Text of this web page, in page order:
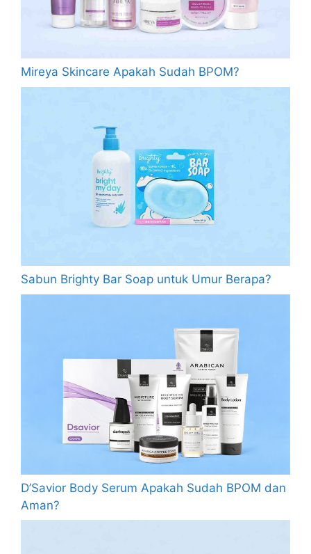
Mireya Skincare Apakah Sudah BPOM?
Sabun Brighty Bar Soap untuk Umur Berapa?
D’Savior Body Serum Apakah Sudah BPOM dan
Aman?